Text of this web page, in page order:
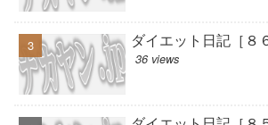
ダイエット日記［８
36 views